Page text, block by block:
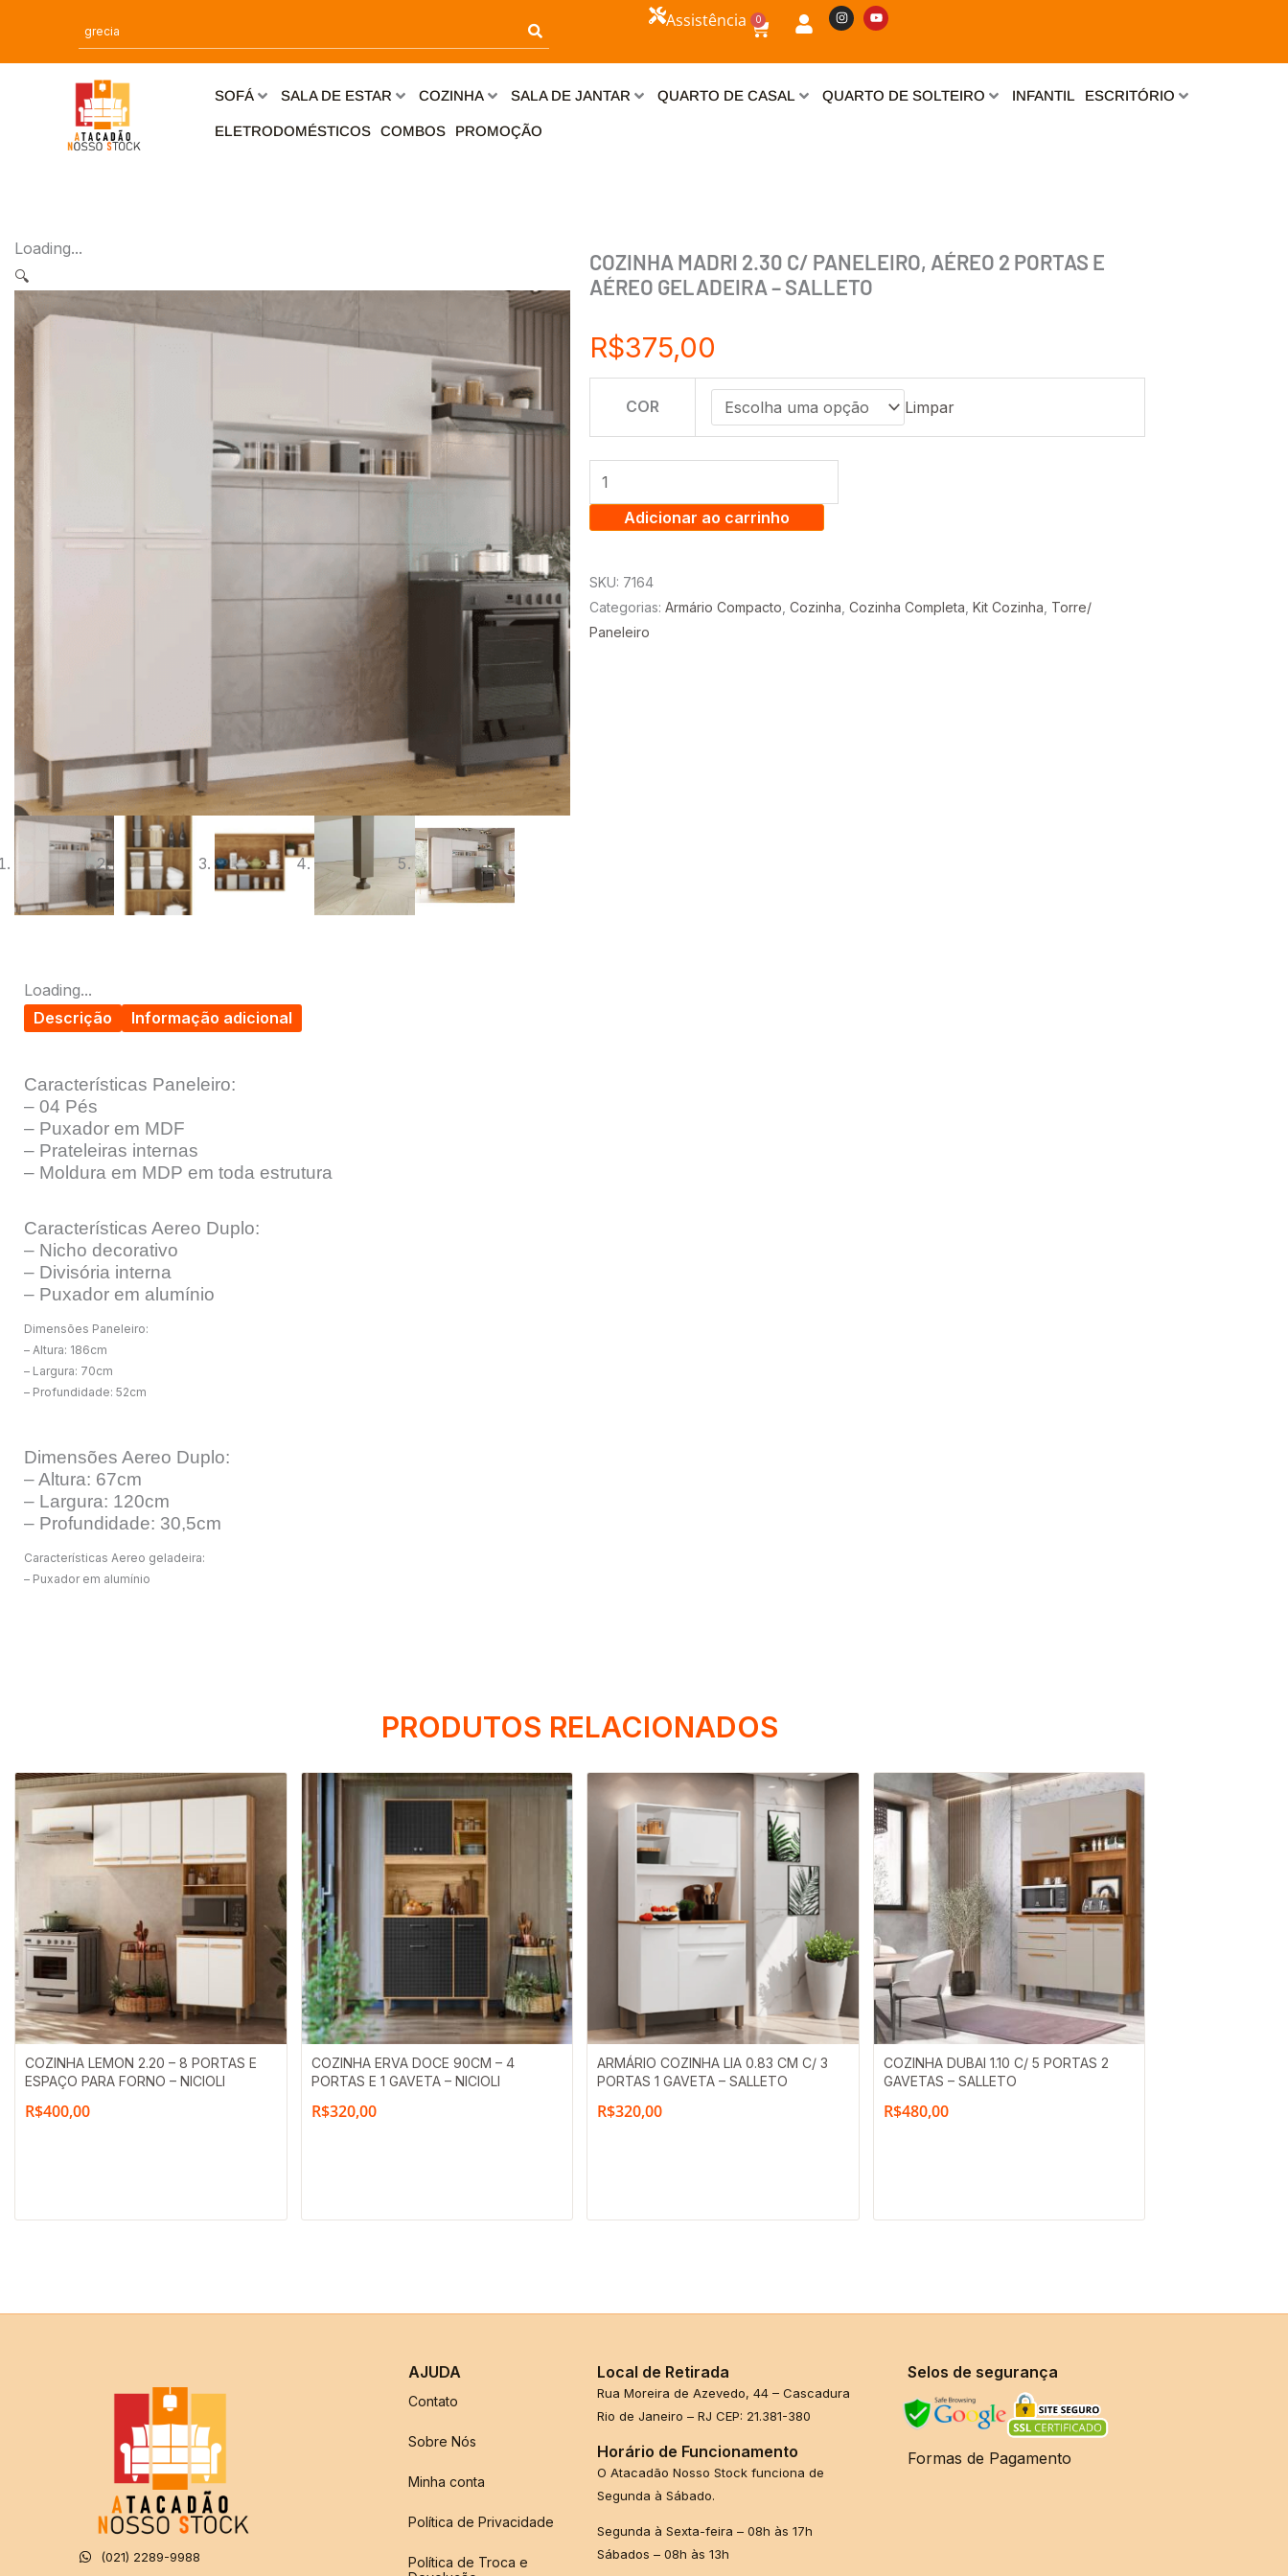
o
Assistência 0
Carrinho
I
n
s
a
Y
o
u
SOFÁ SALA DE ESTAR COZINHA SALA DE JANTAR QUARTO DE CASAL QUARTO DE SOLTEIRO INFANTIL ESCRITÓRIO
ELETRODOMÉSTICOS COMBOS PROMOÇÃO
Loading...
🔍
COZINHA MADRI 2.30 C/ PANELEIRO, AÉREO 2 PORTAS E
AÉREO GELADEIRA – SALLETO
R$375,00
COR Limpar
COZINHA
MADRI
2.30
PANELEIRO,
PORTAS
E
Adicionar ao carrinho
SKU: 7164
Categorias: Armário Compacto Cozinha Cozinha Completa Kit Cozinha Torre/
Paneleiro
Loading...
Descrição
Informação adicional
Características Paneleiro:
– 04 Pés
– Puxador em MDF
– Prateleiras internas
– Moldura em MDP em toda estrutura
Características Aereo Duplo:
– Nicho decorativo
– Divisória interna
– Puxador em alumínio
Dimensões Paneleiro:
– Altura: 186cm
– Largura: 70cm
– Profundidade: 52cm
Dimensões Aereo Duplo:
– Altura: 67cm
– Largura: 120cm
– Profundidade: 30,5cm
Características Aereo geladeira:
– Puxador em alumínio
PRODUTOS RELACIONADOS
COZINHA LEMON 2.20 – 8 PORTAS E
ESPAÇO PARA FORNO – NICIOLI
R$400,00
COZINHA ERVA DOCE 90CM – 4
PORTAS E 1 GAVETA – NICIOLI
R$320,00
ARMÁRIO COZINHA LIA 0.83 CM C/ 3
PORTAS 1 GAVETA – SALLETO
R$320,00
COZINHA DUBAI 1.10 C/ 5 PORTAS 2
GAVETAS – SALLETO
R$480,00
(021) 2289-9988
AJUDA
Contato
Sobre Nós
Minha conta
Política de Privacidade
Política de Troca e
Local de Retirada
Rua Moreira de Azevedo, 44 – Cascadura
Rio de Janeiro – RJ CEP: 21.381-380
Horário de Funcionamento
O Atacadão Nosso Stock funciona de
Segunda à Sábado.
Segunda à Sexta-feira – 08h às 17h
Sábados – 08h às 13h
Selos de segurança
Formas de Pagamento